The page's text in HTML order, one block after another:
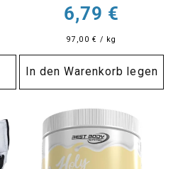
Normaler
Preis
6,79 €
97,00 € / kg
In den Warenkorb legen